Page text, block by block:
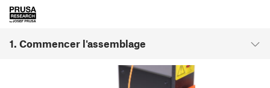
1. Commencer l'assemblage